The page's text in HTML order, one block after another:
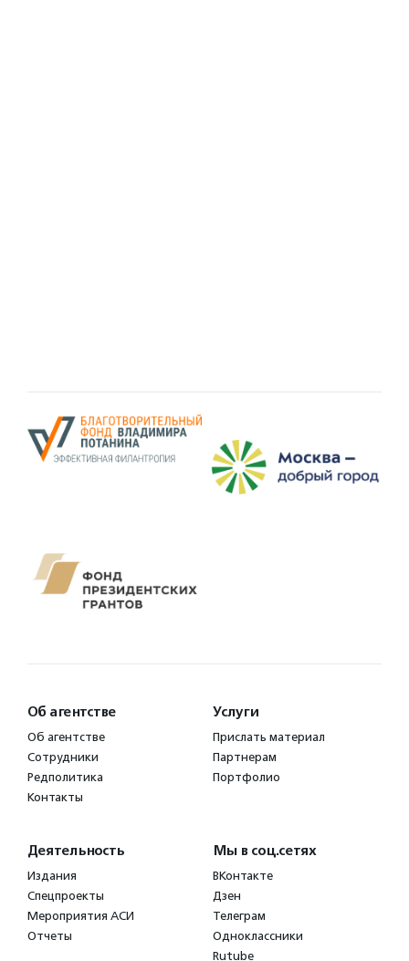
Об агентстве
Об агентстве
Сотрудники
Редполитика
Контакты
Услуги
Прислать материал
Партнерам
Портфолио
Деятельность
Издания
Спецпроекты
Мероприятия АСИ
Отчеты
Мы в соц.сетях
ВКонтакте
Дзен
Телеграм
Одноклассники
Rutube